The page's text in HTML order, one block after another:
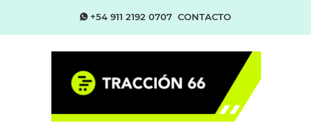
+54 911 2192 0707 CONTACTO